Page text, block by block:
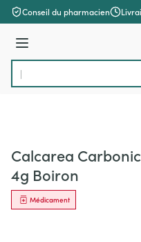
Aller au contenu
Conseil du pharmacien
Menu
Rechercher
Calcarea
4g Boiron
Médicament